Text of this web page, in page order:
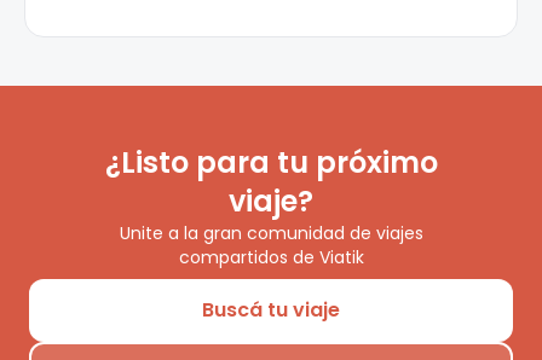
¿Listo para tu próximo
viaje?
Unite a la gran comunidad de viajes
compartidos de Viatik
Buscá tu viaje